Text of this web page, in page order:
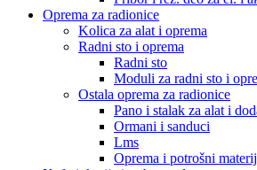
Oprema za radionice
Kolica za alat i oprema
Radni sto i oprema
Radni sto
Moduli za radni sto i
Ostala oprema za radionice
Pano i stalak za alat i
Ormani i sanduci
Lms
Oprema i potrošni